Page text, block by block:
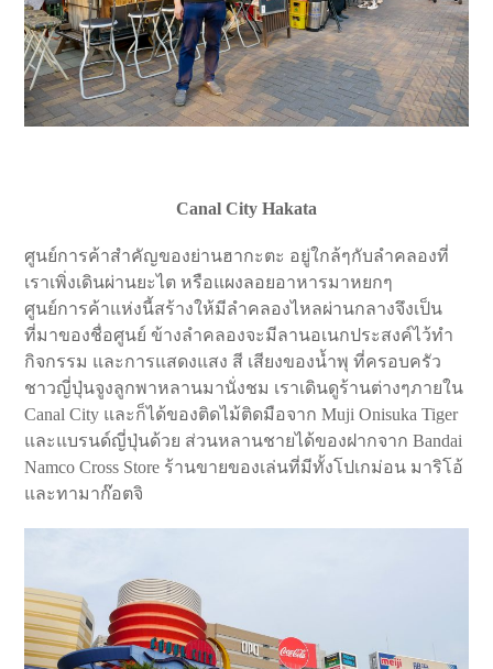
Canal City Hakata
ศูนย์การค้าสำคัญของย่านฮากะตะ อยู่ใกล้ๆกับลำคลองที่
เราเพิ่งเดินผ่านยะไต หรือแผงลอยอาหารมาหยกๆ
ศูนย์การค้าแห่งนี้สร้างให้มีลำคลองไหลผ่านกลางจึงเป็น
ที่มาของชื่อศูนย์ ข้างลำคลองจะมีลานอเนกประสงค์ไว้ทำ
กิจกรรม และการแสดงแสง สี เสียงของน้ำพุ ที่ครอบครัว
ชาวญี่ปุ่นจูงลูกพาหลานมานั่งชม เราเดินดูร้านต่างๆภายใน
Canal City และก็ได้ของติดไม้ติดมือจาก Muji Onisuka Tiger
และแบรนด์ญี่ปุ่นด้วย ส่วนหลานชายได้ของฝากจาก Bandai
Namco Cross Store ร้านขายของเล่นที่มีทั้งโปเกม่อน มาริโอ้
และทามาก๊อตจิ